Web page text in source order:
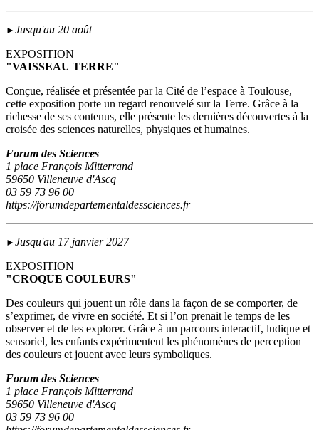
► Jusqu'au 20 août
EXPOSITION
"VAISSEAU TERRE"
Conçue, réalisée et présentée par la Cité de l’espace à Toulouse,
cette exposition porte un regard renouvelé sur la Terre. Grâce à la
richesse de ses contenus, elle présente les dernières découvertes à la
croisée des sciences naturelles, physiques et humaines.
Forum des Sciences
1 place François Mitterrand
59650 Villeneuve d'Ascq
03 59 73 96 00
https://forumdepartementaldessciences.fr
► Jusqu'au 17 janvier 2027
EXPOSITION
"CROQUE COULEURS"
Des couleurs qui jouent un rôle dans la façon de se comporter, de
s’exprimer, de vivre en société. Et si l’on prenait le temps de les
observer et de les explorer. Grâce à un parcours interactif, ludique et
sensoriel, les enfants expérimentent les phénomènes de perception
des couleurs et jouent avec leurs symboliques.
Forum des Sciences
1 place François Mitterrand
59650 Villeneuve d'Ascq
03 59 73 96 00